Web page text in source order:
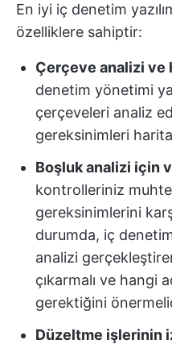
En iyi iç denetim
özelliklere sahiptir:
Çerçeve analizi ve
denetim yönetimi
çerçeveleri analiz
gereksinimleri
Boşluk analizi için
kontrolleriniz
gereksinimlerini
durumda, iç denetim
analizi
çıkarmalı ve hangi
gerektiğini
Düzeltme işlerinin